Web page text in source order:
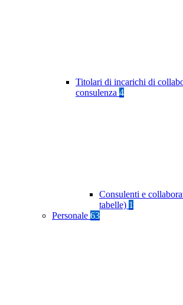
Titolari di incarichi di
consulenza 4
Consulenti e
tabelle) 1
Personale 63